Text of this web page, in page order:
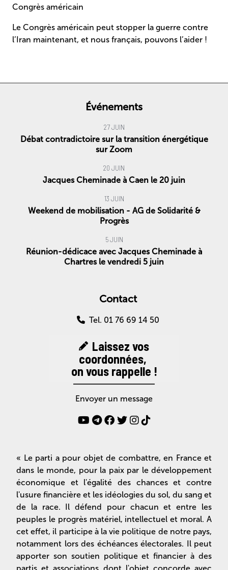
Congrès américain
Le Congrès américain peut stopper la guerre contre
l’Iran maintenant, et nous français, pouvons l’aider !
Événements
27 JUIN
Débat contradictoire sur la transition énergétique
sur Zoom
20 JUIN
Jacques Cheminade à Caen le 20 juin
13 JUIN
Weekend de mobilisation - AG de Solidarité &
Progrès
5 JUIN
Réunion-dédicace avec Jacques Cheminade à
Chartres le vendredi 5 juin
Contact
Tel. 01 76 69 14 50
Laissez vos
coordonnées,
on vous rappelle !
Envoyer un message
« Le parti a pour objet de combattre, en France et
dans le monde, pour la paix par le développement
économique et l'égalité des chances et contre
l'usure financière et les idéologies du sol, du sang et
de la race. Il défend pour chacun et entre les
peuples le progrès matériel, intellectuel et moral. A
cet effet, il participe à la vie politique de notre pays,
notamment lors des échéances électorales. Il peut
apporter son soutien politique et financier à des
partis et associations dont l'objet concorde avec